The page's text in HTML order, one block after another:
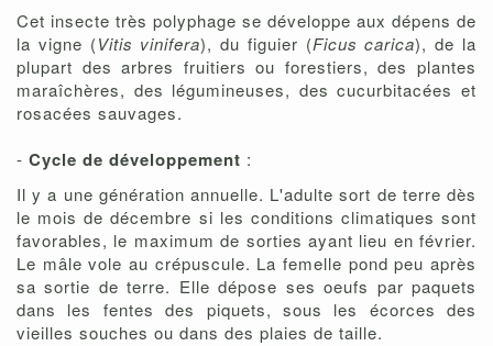
Cet insecte très polyphage se développe aux dépens de
la vigne (Vitis vinifera), du figuier (Ficus carica), de la
plupart des arbres fruitiers ou forestiers, des plantes
maraîchères, des légumineuses, des cucurbitacées et
rosacées sauvages.
- Cycle de développement :
Il y a une génération annuelle. L'adulte sort de terre dès
le mois de décembre si les conditions climatiques sont
favorables, le maximum de sorties ayant lieu en février.
Le mâle vole au crépuscule. La femelle pond peu après
sa sortie de terre. Elle dépose ses oeufs par paquets
dans les fentes des piquets, sous les écorces des
vieilles souches ou dans des plaies de taille.